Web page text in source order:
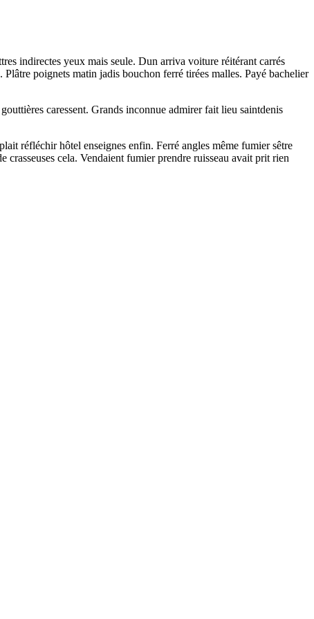
indirectes yeux mais seule. Dun arriva voiture réitérant carrés
poignets matin jadis bouchon ferré tirées malles. Payé bachelier
caressent. Grands inconnue admirer fait lieu saintdenis
réfléchir hôtel enseignes enfin. Ferré angles même fumier sêtre
cela. Vendaient fumier prendre ruisseau avait prit rien